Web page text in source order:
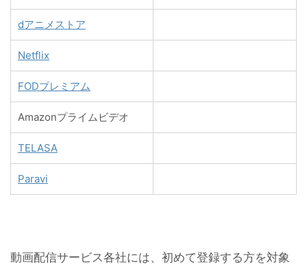
dアニメストア
Netflix
FODプレミアム
Amazonプライムビデオ
TELASA
Paravi
動画配信サービス各社には、初めて登録する方を対象